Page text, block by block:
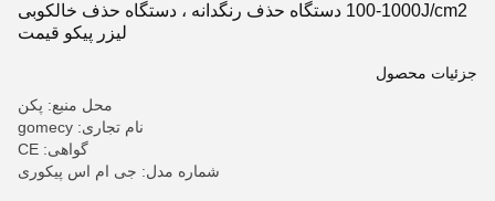
100-1000J/cm2 دستگاه حذف رنگدانه ، دستگاه حذف خالکوبی
لیزر پیکو قیمت
جزئیات محصول
محل منبع: پکن
نام تجاری: gomecy
گواهی: CE
شماره مدل: جی ام اس پیکوری